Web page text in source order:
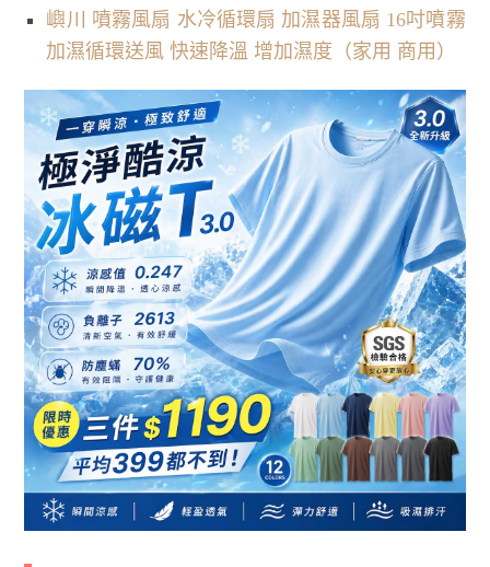
嶼川 噴霧風扇 水冷循環扇 加濕器風扇 16吋噴霧
加濕循環送風 快速降溫 增加濕度（家用 商用）